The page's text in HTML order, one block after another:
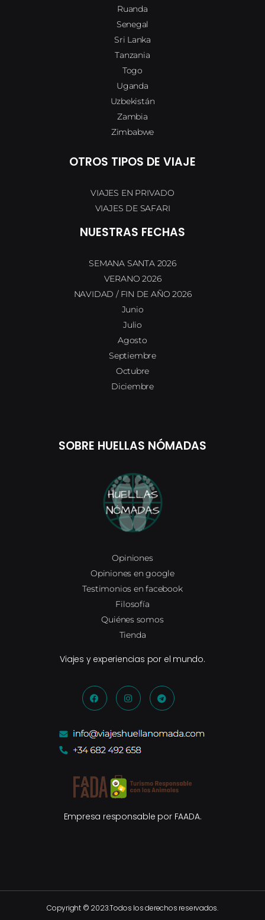
Ruanda
Senegal
Sri Lanka
Tanzania
Togo
Uganda
Uzbekistán
Zambia
Zimbabwe
OTROS TIPOS DE VIAJE
VIAJES EN PRIVADO
VIAJES DE SAFARI
NUESTRAS FECHAS
SEMANA SANTA 2026
VERANO 2026
NAVIDAD / FIN DE AÑO 2026
Junio
Julio
Agosto
Septiembre
Octubre
Diciembre
SOBRE HUELLAS NÓMADAS
Opiniones
Opiniones en google
Testimonios en facebook
Filosofía
Quiénes somos
Tienda
Viajes y experiencias por el mundo.
Empresa responsable por FAADA.
Copyright © 2023.Todos los derechos reservados.